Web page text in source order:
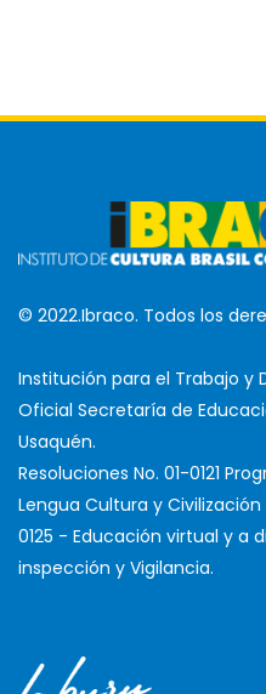
© 2022.Ibraco. Todos los
Institución para el Trabajo y
Oficial Secretaría de
Usaquén.
Resoluciones No. 01-0121
Lengua Cultura y Civilización
0125 - Educación virtual y a
inspección y Vigilancia.